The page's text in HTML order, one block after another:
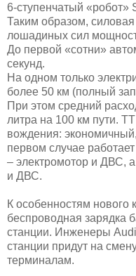
6-ступенчатый
Таким образом,
лошадиных сил
До первой «сотни»
секунд.
На одном только
более 50 км (полный
При этом средний
литра на 100 км пути.
вождения:
первом случае
– электромотор и ДВС,
и ДВС.
К особенностям нового
беспроводная зарядка
станции. Инженеры
станции придут на
терминалам.